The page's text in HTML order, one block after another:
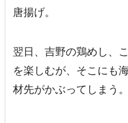
唐揚げ。
翌日、吉野の鶏めし、
を楽しむが、そこにも
材先がかぶってしまう。